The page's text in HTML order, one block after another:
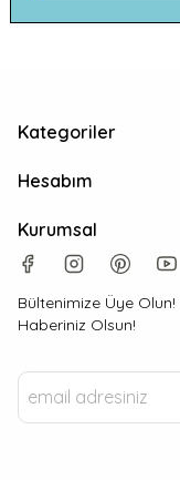
Kategoriler
Hesabım
Kurumsal
Bültenimize Üye
Haberiniz Olsun!